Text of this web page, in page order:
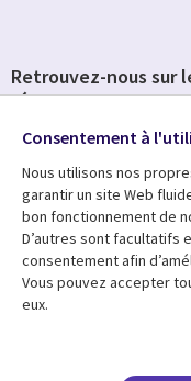
Ressources
Library
Links
Articles
Blog
Retrouvez-nous sur
réseaux
Social
Media
FRANCE
Consentement à
Nous utilisons nos
garantir un site Web
bon fonctionnement de
D’autres sont facultatifs
consentement afin
Vous pouvez accepter
eux.